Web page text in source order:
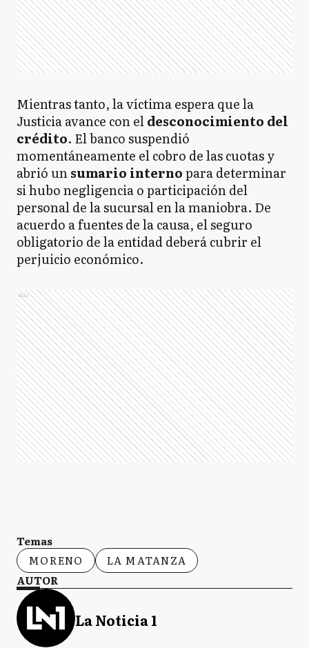
Mientras tanto, la víctima espera que la
Justicia avance con eldesconocimiento del
crédito. El banco suspendió
momentáneamente el cobro de las cuotas y
abrió unsumario internopara determinar
si hubo negligencia o participación del
personal de la sucursal en la maniobra. De
acuerdo a fuentes de la causa, el seguro
obligatorio de la entidad deberá cubrir el
perjuicio económico.
Ads
Temas
MORENO
LA MATANZA
AUTOR
La Noticia 1